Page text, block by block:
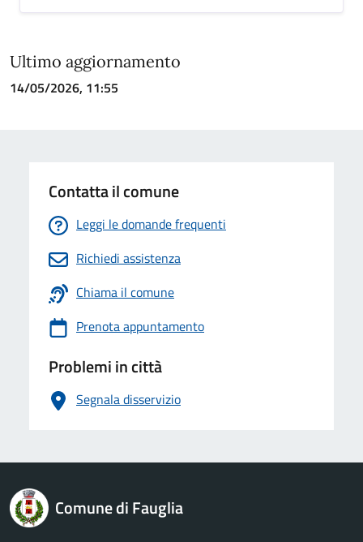
Ultimo aggiornamento
14/05/2026, 11:55
Contatta il comune
Leggi le domande frequenti
Richiedi assistenza
Chiama il comune
Prenota appuntamento
Problemi in città
Segnala disservizio
logo Unione Europea
Comune di Fauglia